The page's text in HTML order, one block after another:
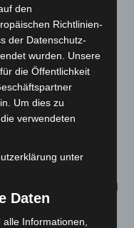
Maßnahmen wie
eingebaut, um die
im
und
mit
bleiben für Fuß- und
als Vorplatz.
den
Richtlinien-
der Datenschutz-
wurden. Unsere
die Öffentlichkeit
Um dies zu
verwendeten
unter
Daten
Informationen,